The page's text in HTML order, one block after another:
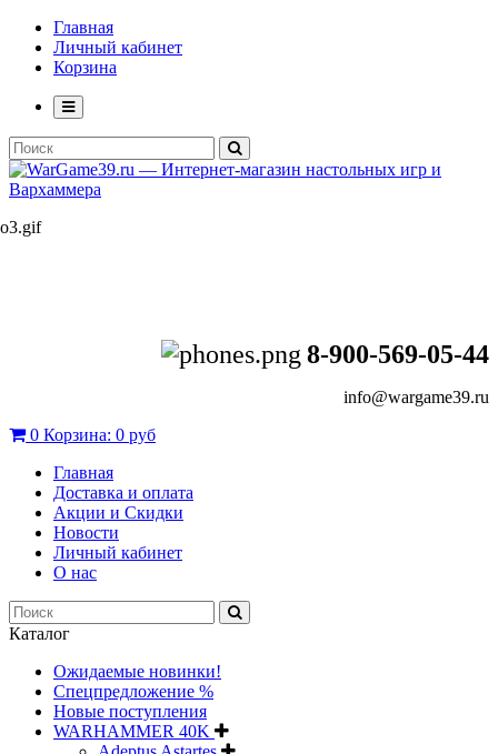
Главная
Личный кабинет
Корзина
8-900-569-05-44
info@wargame39.ru
0 Корзина: 0 руб
Главная
Доставка и оплата
Акции и Скидки
Новости
Личный кабинет
О нас
Каталог
Ожидаемые новинки!
Спецпредложение %
Новые поступления
WARHAMMER 40K